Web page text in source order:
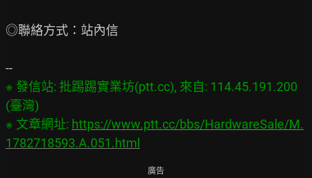
◎聯絡方式：站內信
※ 發信站: 批踢踢實業坊(ptt.cc), 來自: 114.45.191.200
(臺灣)
※ 文章網址: https://www.ptt.cc/bbs/HardwareSale/M.
1782718593.A.051.html
廣告